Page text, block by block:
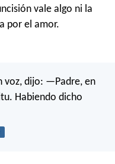
vale algo ni la
por el amor.
voz, dijo: —Padre, en
Habiendo dicho